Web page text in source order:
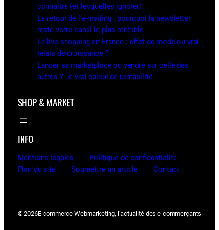
connaître (et lesquelles ignorer)
Le retour de l’e-mailing : pourquoi la newsletter
reste votre canal le plus rentable
Le live shopping en France : effet de mode ou vrai
relais de croissance ?
Lancer sa marketplace ou vendre sur celle des
autres ? Le vrai calcul de rentabilité
SHOP & MARKET
INFO
Mentions légales
Politique de confidentialité
Plan du site
Soumettre un article Contact
© 2026E-commerce Webmarketing, l'actualité des e-commerçants